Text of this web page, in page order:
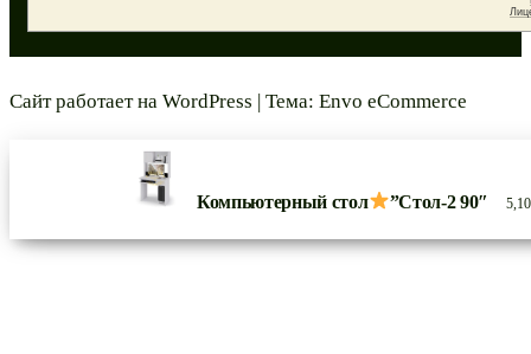
Сайт работает на WordPress | Тема: Envo eCommerce
Компьютерный стол ”Стол-2 90″